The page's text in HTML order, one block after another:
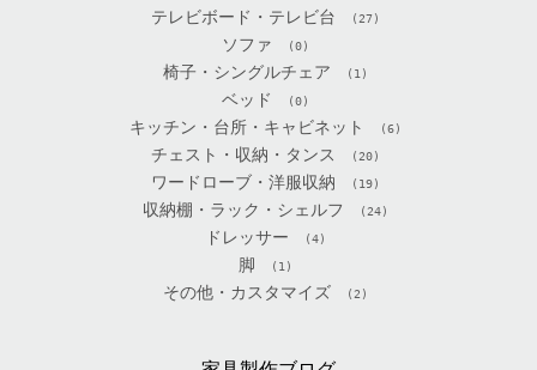
テレビボード・テレビ台 (27)
ソファ (0)
椅子・シングルチェア (1)
ベッド (0)
キッチン・台所・キャビネット (6)
チェスト・収納・タンス (20)
ワードローブ・洋服収納 (19)
収納棚・ラック・シェルフ (24)
ドレッサー (4)
脚 (1)
その他・カスタマイズ (2)